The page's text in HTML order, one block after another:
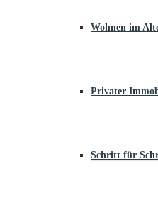
Wohnen im
Privater
Schritt für